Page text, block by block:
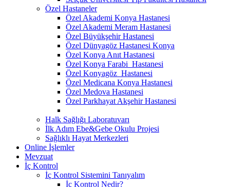
Özel Hastaneler
Özel Akademi Konya Hastanesi
Özel Akademi Meram Hastanesi
Özel Büyükşehir Hastanesi
Özel Dünyagöz Hastanesi Konya
Özel Konya Anıt Hastanesi
Özel Konya Farabi Hastanesi
Özel Konyagöz Hastanesi
Özel Medicana Konya Hastanesi
Özel Medova Hastanesi
Özel Parkhayat Akşehir Hastanesi
Halk Sağlığı Laboratuvarı
İlk Adım Ebe&Gebe Okulu Projesi
Sağlıklı Hayat Merkezleri
Online İşlemler
Mevzuat
İç Kontrol
İç Kontrol Sistemini Tanıyalım
İç Kontrol Nedir?